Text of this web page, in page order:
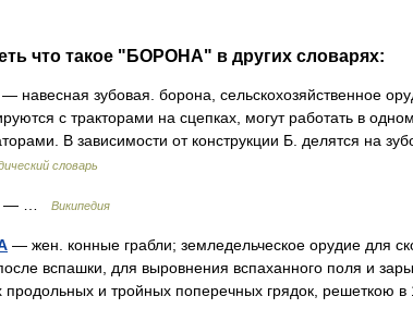
что такое "БОРОНА" в других словарях:
— навесная зубовая. борона, сельскохозяйственное
с тракторами на сцепках, могут работать в
В зависимости от конструкции Б. делятся на
словарь
— … Википедия
— жен. конные грабли; земледельческое орудие для
вспашки, для выровнения вспаханного поля и
продольных и тройных поперечных грядок, решеткою